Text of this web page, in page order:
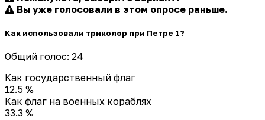
Вы уже голосовали в этом опросе раньше.
Как использовали триколор при Петре 1?
Общий голос: 24
Как государственный флаг
12.5 %
Как флаг на военных кораблях
33.3 %